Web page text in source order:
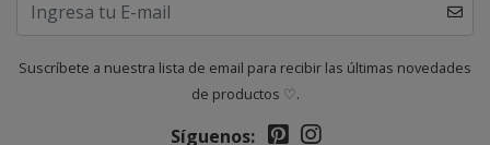
Suscríbete a nuestra lista de email para recibir las últimas novedades
de productos ♡.
Síguenos: